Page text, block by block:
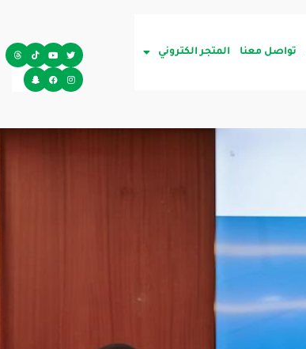
تواصل معنا المتجر الكتروني